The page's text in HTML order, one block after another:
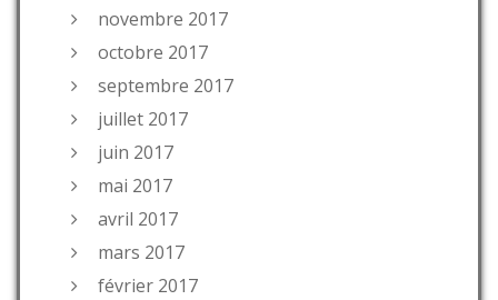
novembre 2017
octobre 2017
septembre 2017
juillet 2017
juin 2017
mai 2017
avril 2017
mars 2017
février 2017